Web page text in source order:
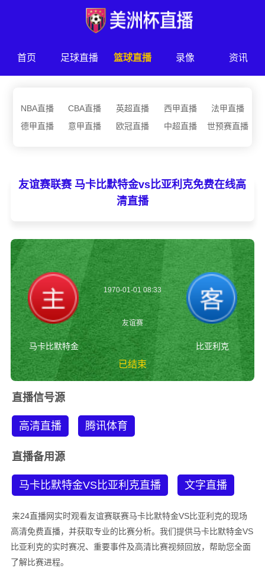
首页 足球直播 篮球直播 录像 资讯
NBA直播 CBA直播 英超直播 西甲直播
法甲直播
德甲直播
意甲直播 欧冠直播 中超直播 世预赛直播
友谊赛联赛 马卡比默特金vs比亚利克免费在线高
清直播
马卡比默特金
1970-01-01 08:33
友谊赛
已结束
比亚利克
直播信号源
高清直播 腾讯体育
直播备用源
马卡比默特金VS比亚利克直播 文字直播
来24直播网实时观看友谊赛联赛马卡比默特金VS比亚利克的现场
高清免费直播，并获取专业的比赛分析。我们提供马卡比默特金VS
比亚利克的实时赛况、重要事件及高清比赛视频回放，帮助您全面
了解比赛进程。